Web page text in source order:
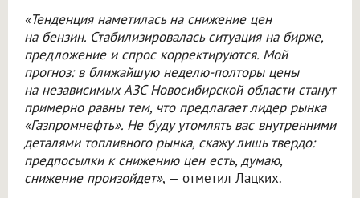
«Тенденция наметилась на снижение цен
на бензин. Стабилизировалась ситуация на бирже,
предложение и спрос корректируются. Мой
прогноз: в ближайшую неделю-полторы цены
на независимых АЗС Новосибирской области станут
примерно равны тем, что предлагает лидер рынка
«Газпромнефть». Не буду утомлять вас внутренними
деталями топливного рынка, скажу лишь твердо:
предпосылки к снижению цен есть, думаю,
снижение произойдет», — отметил Лацких.